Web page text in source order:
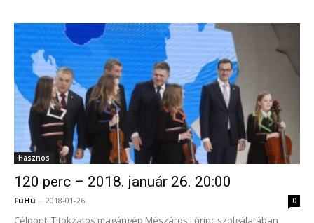
Hasznos
12­0 perc – 2018. január 26. 20:00
FüHü - 2018-01-26 0
Célpont: Titokzatos magángép Mészáros Lőrinc szolgálatában